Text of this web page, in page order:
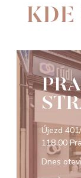
KDE
Újezd
118 00
Dnes